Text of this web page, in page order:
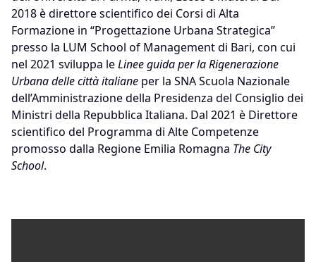
2018 è direttore scientifico dei Corsi di Alta
Formazione in “Progettazione Urbana Strategica”
presso la LUM School of Management di Bari, con cui
nel 2021 sviluppa leLinee guida per la Rigenerazione
Urbana delle città italiane per la SNA Scuola Nazionale
dell’Amministrazione della Presidenza del Consiglio dei
Ministri della Repubblica Italiana. Dal 2021 è Direttore
scientifico del Programma di Alte Competenze
promosso dalla Regione Emilia Romagna The City
School.